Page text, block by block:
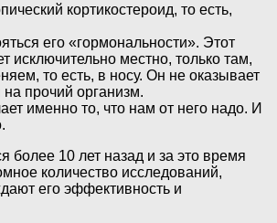
кортикостероид, то есть,
его «гормональности». Этот
исключительно местно, только там,
то есть, в носу. Он не оказывает
на прочий организм.
именно то, что нам от него надо. И
более 10 лет назад и за это время
количество исследований,
его эффективность и